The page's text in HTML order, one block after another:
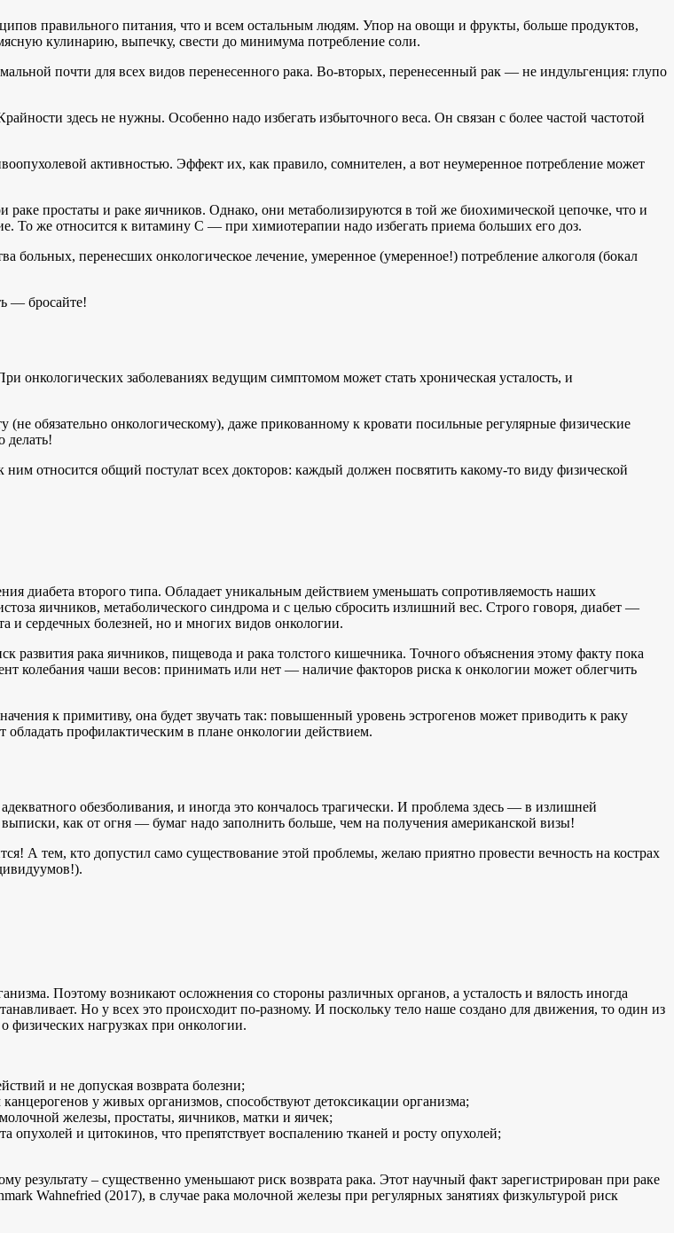
правильного питания, что и всем остальным людям. Упор на овощи и фрукты, больше продуктов,
кулинарию, выпечку, свести до минимума потребление соли.
почти для всех видов перенесенного рака. Во-вторых, перенесенный рак — не индульгенция: глупо
здесь не нужны. Особенно надо избегать избыточного веса. Он связан с более частой частотой
активностью. Эффект их, как правило, сомнителен, а вот неумеренное потребление может
простаты и раке яичников. Однако, они метаболизируются в той же биохимической цепочке, что и
То же относится к витамину С — при химиотерапии надо избегать приема больших его доз.
больных, перенесших онкологическое лечение, умеренное (умеренное!) потребление алкоголя (бокал
— бросайте!
онкологических заболеваниях ведущим симптомом может стать хроническая усталость, и
обязательно онкологическому), даже прикованному к кровати посильные регулярные физические
делать!
относится общий постулат всех докторов: каждый должен посвятить какому-то виду физической
диабета второго типа. Обладает уникальным действием уменьшать сопротивляемость наших
яичников, метаболического синдрома и с целью сбросить излишний вес. Строго говоря, диабет —
и сердечных болезней, но и многих видов онкологии.
рака яичников, пищевода и рака толстого кишечника. Точного объяснения этому факту пока
колебания чаши весов: принимать или нет — наличие факторов риска к онкологии может облегчить
к примитиву, она будет звучать так: повышенный уровень эстрогенов может приводить к раку
профилактическим в плане онкологии действием.
обезболивания, и иногда это кончалось трагически. И проблема здесь — в излишней
как от огня — бумаг надо заполнить больше, чем на получения американской визы!
А тем, кто допустил само существование этой проблемы, желаю приятно провести вечность на кострах
Поэтому возникают осложнения со стороны различных органов, а усталость и вялость иногда
Но у всех это происходит по-разному. И поскольку тело наше создано для движения, то один из
физических нагрузках при онкологии.
и не допуская возврата болезни;
у живых организмов, способствуют детоксикации организма;
железы, простаты, яичников, матки и яичек;
и цитокинов, что препятствует воспалению тканей и росту опухолей;
результату – существенно уменьшают риск возврата рака. Этот научный факт зарегистрирован при раке
Wahnefried (2017), в случае рака молочной железы при регулярных занятиях физкультурой риск